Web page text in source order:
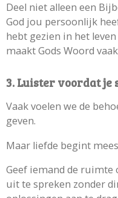
Deel niet alleen een
God jou persoonlijk
hebt gezien in het
maakt Gods Woord
3. Luister voordat je
Vaak voelen we de
geven.
Maar liefde begint
Geef iemand de
uit te spreken zonder